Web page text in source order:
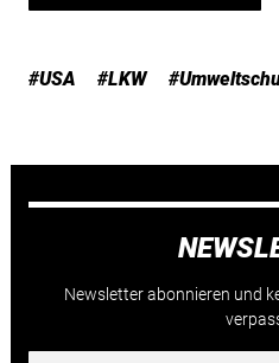
#USA #LKW
Newsletter abonnieren und